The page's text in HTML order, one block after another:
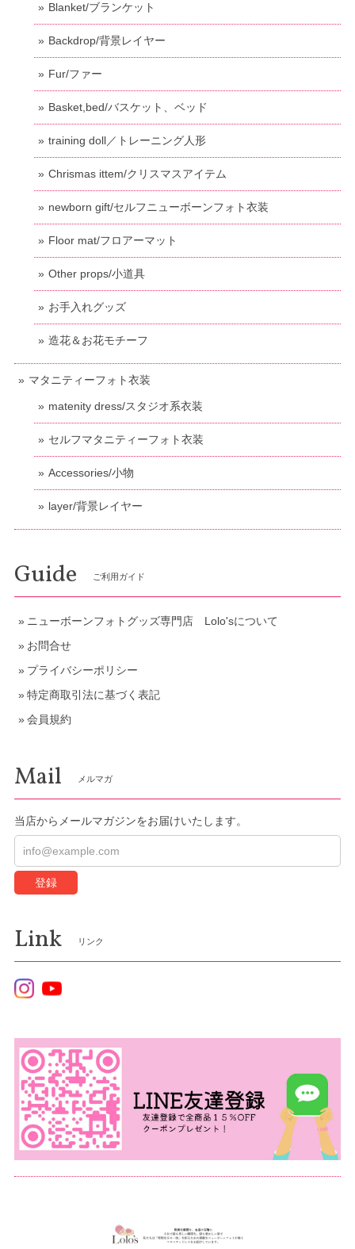
Blanket/ブランケット
Backdrop/背景レイヤー
Fur/ファー
Basket,bed/バスケット、ベッド
training doll／トレーニング人形
Chrismas ittem/クリスマスアイテム
newborn gift/セルフニューボーンフォト衣装
Floor mat/フロアーマット
Other props/小道具
お手入れグッズ
造花＆お花モチーフ
マタニティーフォト衣装
matenity dress/スタジオ系衣装
セルフマタニティーフォト衣装
Accessories/小物
layer/背景レイヤー
Guide ご利用ガイド
ニューボーンフォトグッズ専門店 Lolo'sについて
お問合せ
プライバシーポリシー
特定商取引法に基づく表記
会員規約
Mail メルマガ
当店からメールマガジンをお届けいたします。
登録
Link リンク